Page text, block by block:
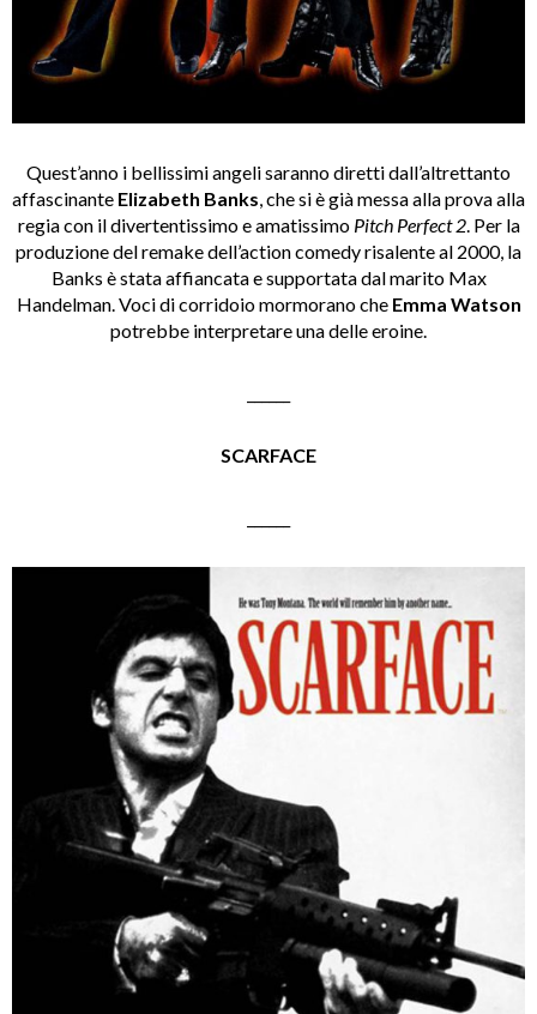
Quest’anno i bellissimi angeli saranno diretti dall’altrettanto
affascinante Elizabeth Banks, che si è già messa alla prova alla
regia con il divertentissimo e amatissimo Pitch Perfect 2. Per la
produzione del remake dell’action comedy risalente al 2000, la
Banks è stata affiancata e supportata dal marito Max
Handelman. Voci di corridoio mormorano che Emma Watson
potrebbe interpretare una delle eroine.
SCARFACE